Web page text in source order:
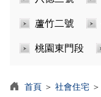
蘆竹二號
桃園東門段
首頁 ＞ 社會住宅 ＞